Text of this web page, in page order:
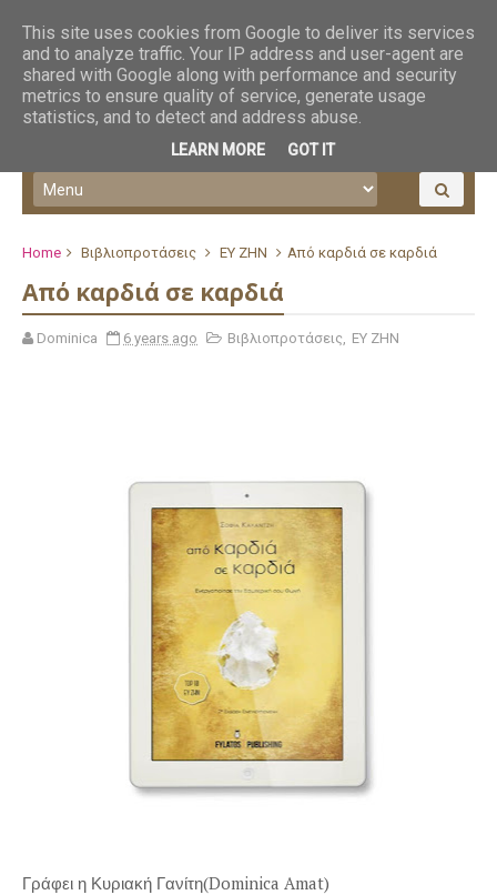
Home Βιβλιοπροτάσεις ΕΥ ΖΗΝ Από καρδιά σε καρδιά
Από καρδιά σε καρδιά
Dominica 6 years ago Βιβλιοπροτάσεις, ΕΥ ΖΗΝ
Γράφει η Κυριακή Γανίτη(Dominica Amat)
This site uses cookies from Google to deliver its services
and to analyze traffic. Your IP address and user-agent are
shared with Google along with performance and security
metrics to ensure quality of service, generate usage
statistics, and to detect and address abuse.
LEARN MORE GOT IT